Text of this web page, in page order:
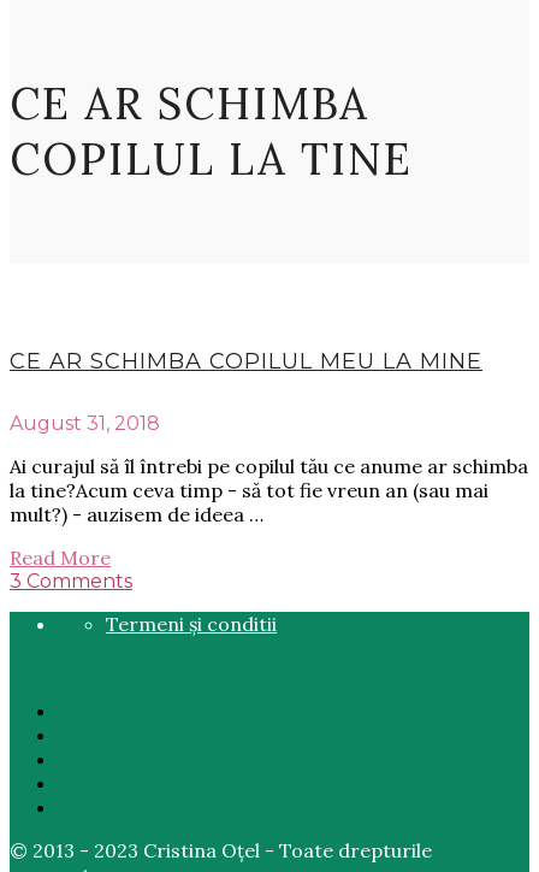
CE AR SCHIMBA
COPILUL LA TINE
CE AR SCHIMBA COPILUL MEU LA MINE
August 31, 2018
Ai curajul să îl întrebi pe copilul tău ce anume ar schimba
la tine?Acum ceva timp - să tot fie vreun an (sau mai
mult?) - auzisem de ideea …
Read More
3 Comments
Termeni și conditii
© 2013 - 2023 Cristina Oțel - Toate drepturile